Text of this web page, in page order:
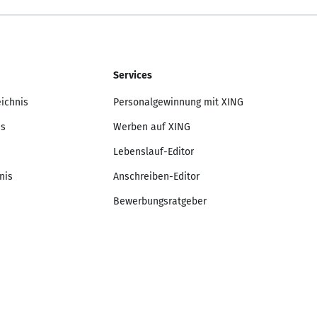
Services
Personalgewinnung mit XING
Werben auf XING
Lebenslauf-Editor
Anschreiben-Editor
Bewerbungsratgeber